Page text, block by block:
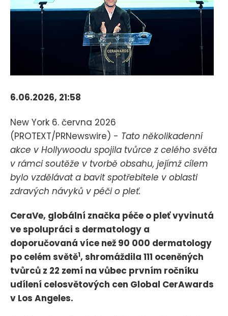
6.06.2026, 21:58
New York 6. června 2026
(PROTEXT/PRNewswire) - Tato několikadenní
akce v Hollywoodu spojila tvůrce z celého světa
v rámci soutěže v tvorbě obsahu, jejímž cílem
bylo vzdělávat a bavit spotřebitele v oblasti
zdravých návyků v péči o pleť.
CeraVe, globální značka péče o pleť vyvinutá
ve spolupráci s dermatology a
doporučovaná více než 90 000 dermatology
po celém světě1, shromáždila 111 oceněných
tvůrců z 22 zemí na vůbec prvním ročníku
udílení celosvětových cen Global CerAwards
v Los Angeles.